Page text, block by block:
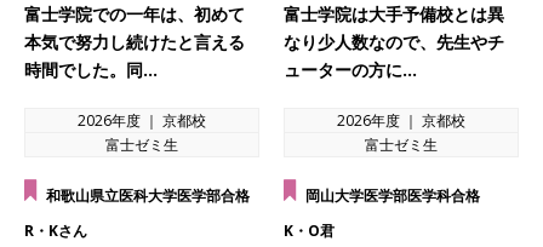
富士学院での一年は、初めて
本気で努力し続けたと言える
時間でした。同…
2026年度 ｜ 京都校
富士ゼミ生
和歌山県立医科大学医学部合格
R・Kさん
富士学院は大手予備校とは異
なり少人数なので、先生やチ
ューターの方に…
2026年度 ｜ 京都校
富士ゼミ生
岡山大学医学部医学科合格
K・O君